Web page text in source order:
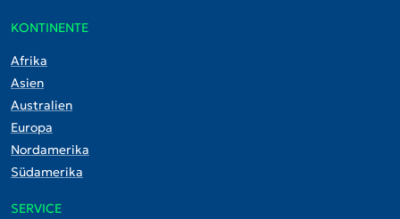
KONTINENTE
Afrika
Asien
Australien
Europa
Nordamerika
Südamerika
SERVICE